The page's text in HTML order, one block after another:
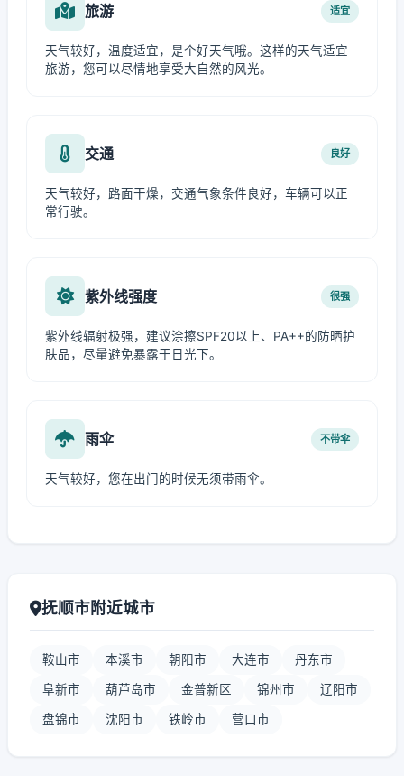
旅游 适宜
天气较好，温度适宜，是个好天气哦。这样的天气适宜
旅游，您可以尽情地享受大自然的风光。
交通 良好
天气较好，路面干燥，交通气象条件良好，车辆可以正
常行驶。
紫外线强度 很强
紫外线辐射极强，建议涂擦SPF20以上、PA++的防晒护
肤品，尽量避免暴露于日光下。
雨伞 不带伞
天气较好，您在出门的时候无须带雨伞。
抚顺市附近城市
鞍山市 本溪市 朝阳市 大连市 丹东市
阜新市 葫芦岛市 金普新区 锦州市 辽阳市
盘锦市 沈阳市 铁岭市 营口市